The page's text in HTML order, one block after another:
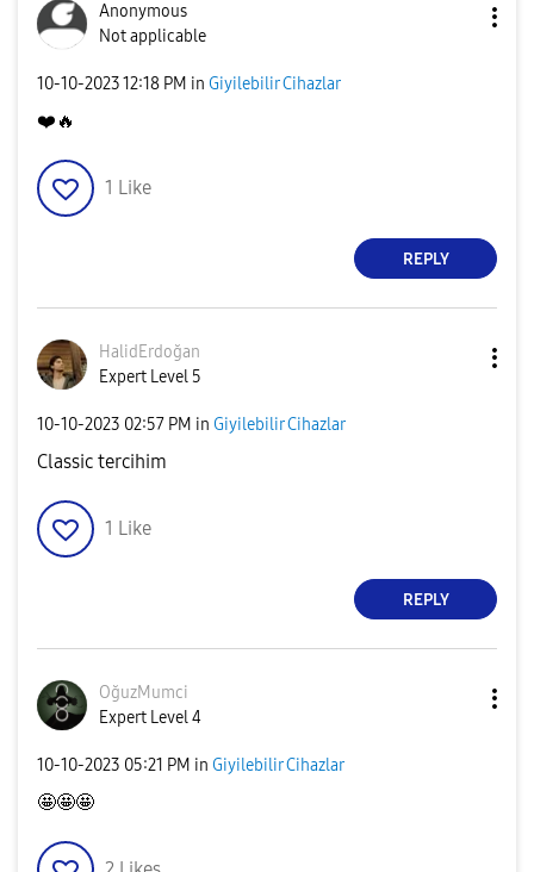
Anonymous
Not applicable
‎10-10-202312:18 PM in Giyilebilir Cihazlar
❤️ 🔥
1 Like
REPLY
HalidErdoğan
Expert Level 5
‎10-10-2023 02:57 PM in Giyilebilir Cihazlar
Classic tercihim
1 Like
REPLY
OğuzMumci
Expert Level 4
‎10-10-2023 05:21 PM in Giyilebilir Cihazlar
🤩🤩🤩